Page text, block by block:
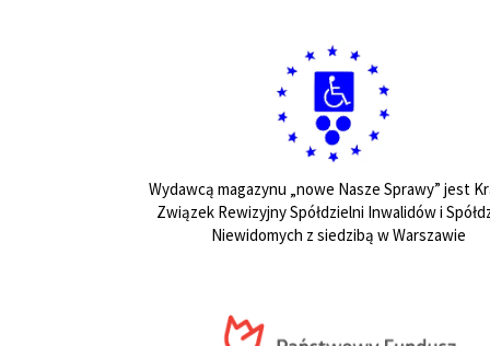
Wydawcą magazynu „nowe Nasze Sprawy” jest
Związek Rewizyjny Spółdzielni Inwalidów i
Niewidomych z siedzibą w Warszawie